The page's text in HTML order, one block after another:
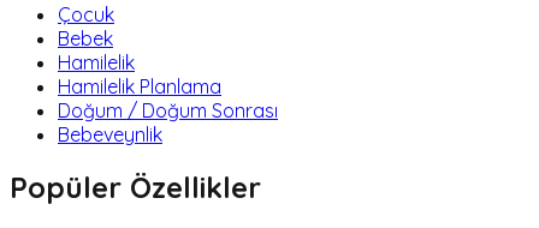
Çocuk
Bebek
Hamilelik
Hamilelik Planlama
Doğum / Doğum Sonrası
Bebeveynlik
Popüler Özellikler